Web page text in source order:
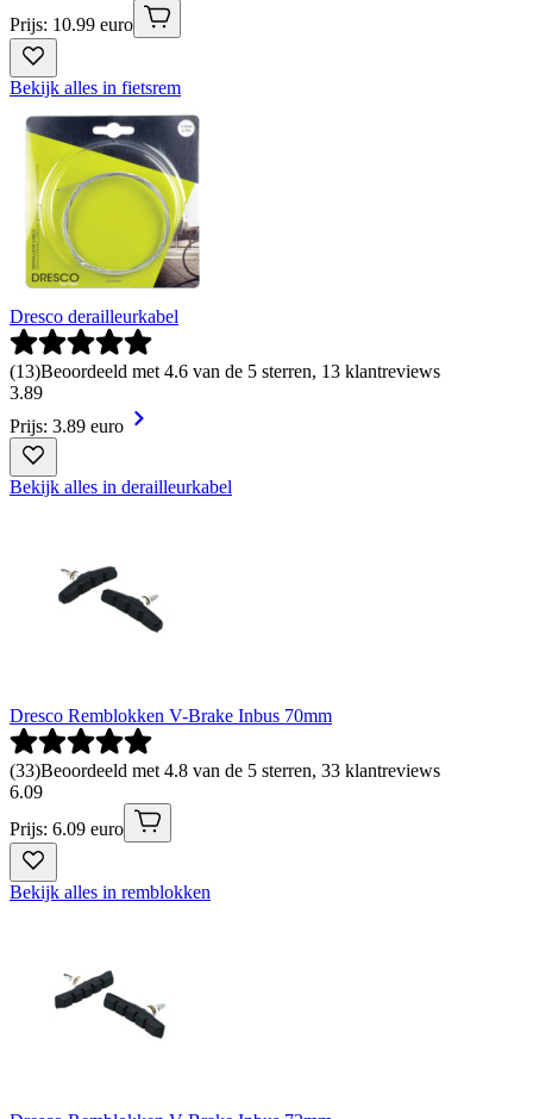
Prijs: 10.99 euro
Bekijk alles in fietsrem
Dresco derailleurkabel
(13)Beoordeeld met 4.6 van de 5 sterren, 13 klantreviews
3.89
Prijs: 3.89 euro
Bekijk alles in derailleurkabel
Dresco Remblokken V-Brake Inbus 70mm
(33)Beoordeeld met 4.8 van de 5 sterren, 33 klantreviews
6.09
Prijs: 6.09 euro
Bekijk alles in remblokken